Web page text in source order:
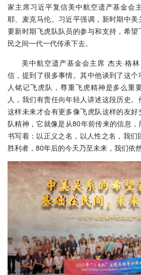
家主席习近平复信美中航空遗产基金会
耶、麦克马伦。习近平强调，新时期中
要新时期飞虎队队员的参与和支持，希望
民之间一代一代传承下去。
美中航空遗产基金会主席 杰夫·格
信，提到了很多事情。其中他谈到了这
人铭记飞虎队，尊重飞虎精神是多么重
人，我们有责任向年轻人讲述这段历史。
这样未来才会有更多像飞虎队这样的友
队精神，它就像是从80年前传来的信息
书写着：以正义之名，以人性之名，我们
胜利者，80年后的今天乃至未来，我们依